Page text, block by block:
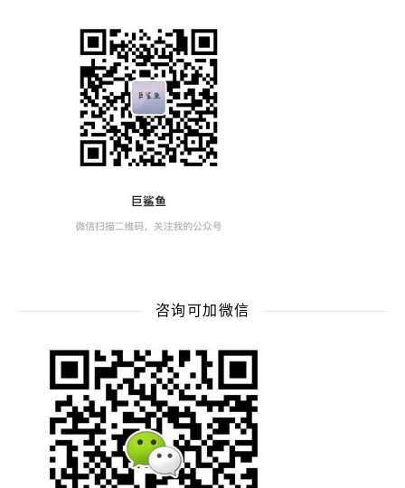
咨询可加微信